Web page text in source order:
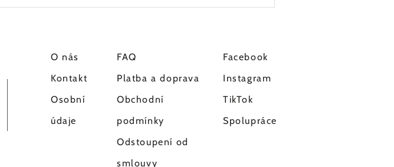
O nás
Kontakt
Osobní
údaje
FAQ
Platba a doprava
Obchodní
podmínky
Odstoupení od
smlouvy
Facebook
Instagram
TikTok
Spolupráce